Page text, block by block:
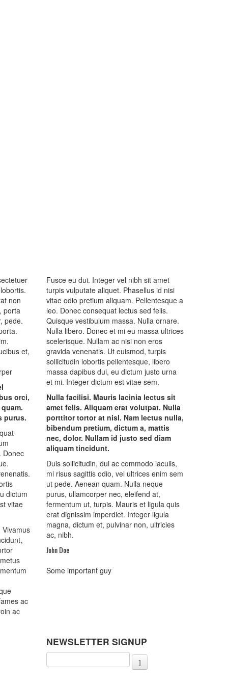
non
porta
pede.
et,
orci,
purus.
Donec
dictum
vitae
Vivamus
ac
ac
Fusce eu dui. Integer vel nibh sit amet
turpis vulputate aliquet. Phasellus id nisi
vitae odio pretium aliquam. Pellentesque a
leo. Donec consequat lectus sed felis.
Quisque vestibulum massa. Nulla ornare.
Nulla libero. Donec et mi eu massa ultrices
scelerisque. Nullam ac nisi non eros
gravida venenatis. Ut euismod, turpis
sollicitudin lobortis pellentesque, libero
massa dapibus dui, eu dictum justo urna
et mi. Integer dictum est vitae sem.
Nulla facilisi. Mauris lacinia lectus sit
amet felis. Aliquam erat volutpat. Nulla
porttitor tortor at nisl. Nam lectus nulla,
bibendum pretium, dictum a, mattis
nec, dolor. Nullam id justo sed diam
aliquam tincidunt.
Duis sollicitudin, dui ac commodo iaculis,
mi risus sagittis odio, vel ultrices enim sem
ut pede. Aenean quam. Nulla neque
purus, ullamcorper nec, eleifend at,
fermentum ut, turpis. Mauris et ligula quis
erat dignissim imperdiet. Integer ligula
magna, dictum et, pulvinar non, ultricies
ac, nibh.
John Doe
Some important guy
NEWSLETTER SIGNUP